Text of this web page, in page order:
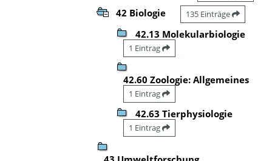
42 Biologie 135 Einträge
42.13 Molekularbiologie
1 Eintrag
42.60 Zoologie: Allgemeines
1 Eintrag
42.63 Tierphysiologie
1 Eintrag